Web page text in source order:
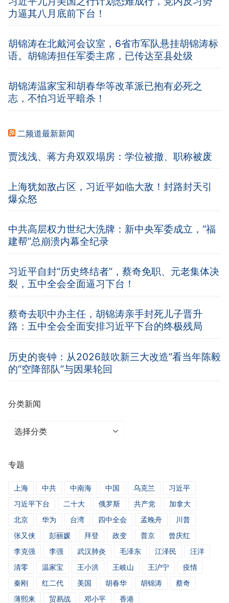
力逼其八月底前下台！
胡锦涛在北戴河会议室，6省市军队悬挂胡锦涛标
语。胡锦涛担任军委主席，已传达至县处级
胡锦涛温家宝和胡春华等改革派已抱有必死之
志，不怕习近平暗杀！
二频道最新新闻
贾浅浅、蒋方舟双双塌房：学位被撤、职称被废
上海犹如敌占区，习近平如临大敌！封路封天引
爆众怒
中共高层权力世纪大洗牌：新中央军委成立，“福
建帮”总崩溃内幕全纪录
习近平自封“历史终结者”，蔡奇免职、元老集体决
裂，五中全会全面逼习下台！
蔡奇去职中办主任，胡锦涛亲手封死儿子晋升
路：五中全会全面安排习近平下台的终极残局
历史的丧钟：从2026鼓吹新三大改造”看当年陈毅
的“空降部队”与因果轮回
分类新闻
分
闻
专题
上海 中共 中南海 中国 乌克兰
习近平
习近平下台
二十大 俄罗斯 共产党
加拿大
北京
华为 台湾 四中全会 孟晚舟
川普
张又侠
彭丽媛 拜登 政变 普京
曾庆红
李克强
李强 武汉肺炎 毛泽东 江泽民
汪洋
清零
温家宝 王小洪 王岐山 王沪宁
疫情
秦刚
红二代 美国 胡春华 胡锦涛
蔡奇
薄熙来
贸易战 邓小平 香港